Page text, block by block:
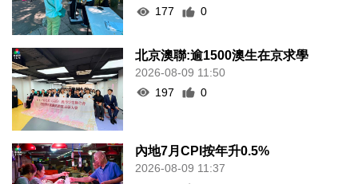
177
0
北京澳聯:逾1500澳生在京求學
2026-08-09 11:50
197
0
內地7月CPI按年升0.5%
2026-08-09 11:37